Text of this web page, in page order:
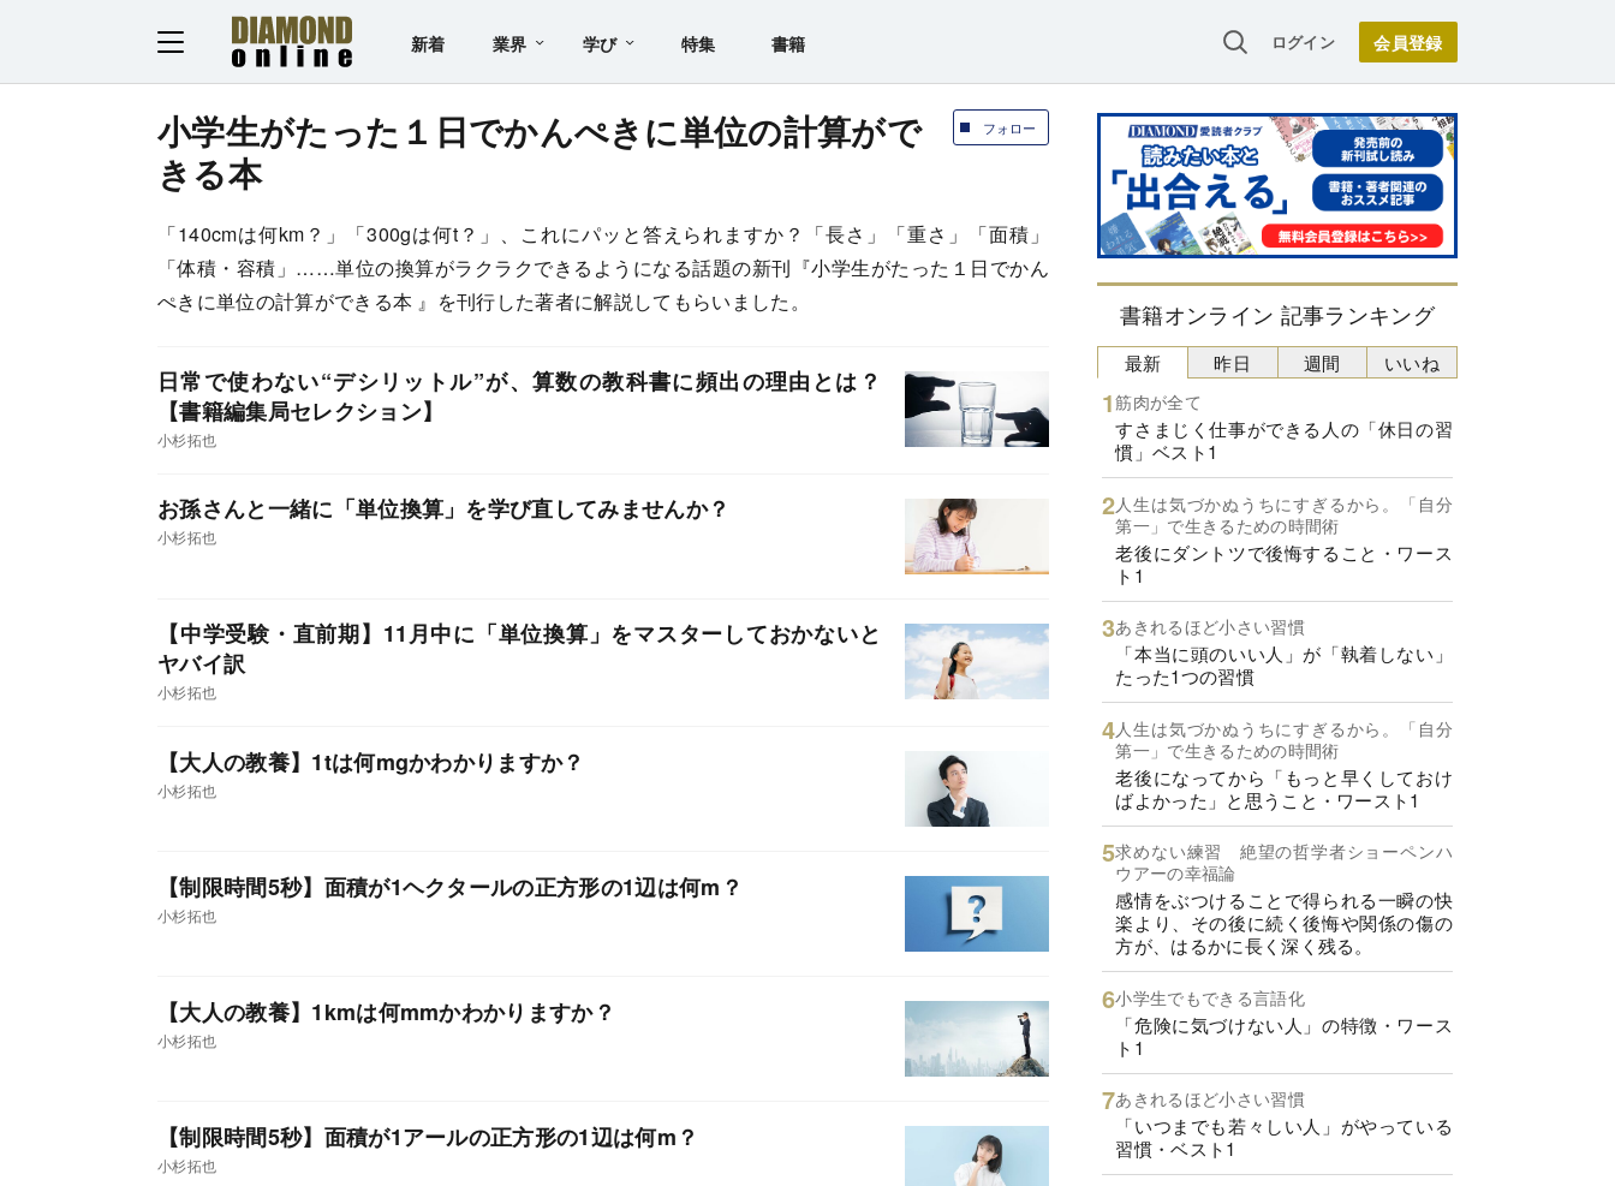
新着 業界 学び 特集 書籍 ログイン
フォロー
小学生がたった１日でかんぺきに単位の計算がで
きる本
「140cmは何km？」「300gは何t？」、これにパッと答えられますか？「長さ」「重さ」「面積」
「体積・容積」……単位の換算がラクラクできるようになる話題の新刊『小学生がたった１日でかん
ぺきに単位の計算ができる本 』を刊行した著者に解説してもらいました。
日常で使わない“デシリットル”が、算数の教科書に頻出の理由とは？
【書籍編集局セレクション】
小杉拓也
お孫さんと一緒に「単位換算」を学び直してみませんか？
小杉拓也
【中学受験・直前期】11月中に「単位換算」をマスターしておかないと
ヤバイ訳
小杉拓也
【大人の教養】1tは何mgかわかりますか？
小杉拓也
【制限時間5秒】面積が1ヘクタールの正方形の1辺は何m？
小杉拓也
【大人の教養】1kmは何mmかわかりますか？
小杉拓也
【制限時間5秒】面積が1アールの正方形の1辺は何m？
小杉拓也
書籍オンライン 記事ランキング
最新
筋肉が全て
すさまじく仕事ができる人の「休日の習
慣」ベスト1
人生は気づかぬうちにすぎるから。「自分
第一」で生きるための時間術
老後にダントツで後悔すること・ワース
ト1
あきれるほど小さい習慣
「本当に頭のいい人」が「執着しない」
たった1つの習慣
人生は気づかぬうちにすぎるから。「自分
第一」で生きるための時間術
老後になってから「もっと早くしておけ
ばよかった」と思うこと・ワースト1
求めない練習 絶望の哲学者ショーペンハ
ウアーの幸福論
感情をぶつけることで得られる一瞬の快
楽より、その後に続く後悔や関係の傷の
方が、はるかに長く深く残る。
小学生でもできる言語化
「危険に気づけない人」の特徴・ワース
ト1
あきれるほど小さい習慣
「いつまでも若々しい人」がやっている
習慣・ベスト1
昨日 週間 いいね